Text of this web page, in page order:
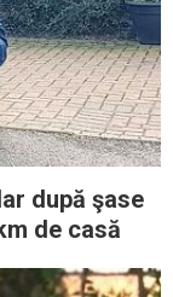
după şase
de casă